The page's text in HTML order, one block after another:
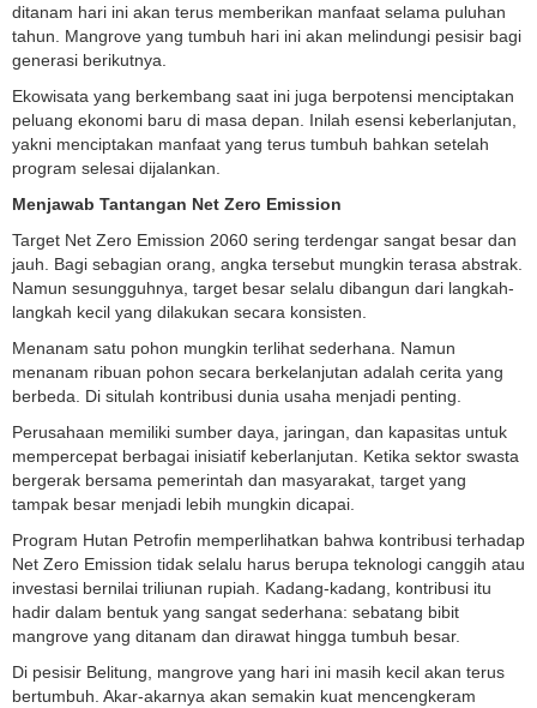
ditanam hari ini akan terus memberikan manfaat selama puluhan
tahun. Mangrove yang tumbuh hari ini akan melindungi pesisir bagi
generasi berikutnya.
Ekowisata yang berkembang saat ini juga berpotensi menciptakan
peluang ekonomi baru di masa depan. Inilah esensi keberlanjutan,
yakni menciptakan manfaat yang terus tumbuh bahkan setelah
program selesai dijalankan.
Menjawab Tantangan Net Zero Emission
Target Net Zero Emission 2060 sering terdengar sangat besar dan
jauh. Bagi sebagian orang, angka tersebut mungkin terasa abstrak.
Namun sesungguhnya, target besar selalu dibangun dari langkah-
langkah kecil yang dilakukan secara konsisten.
Menanam satu pohon mungkin terlihat sederhana. Namun
menanam ribuan pohon secara berkelanjutan adalah cerita yang
berbeda. Di situlah kontribusi dunia usaha menjadi penting.
Perusahaan memiliki sumber daya, jaringan, dan kapasitas untuk
mempercepat berbagai inisiatif keberlanjutan. Ketika sektor swasta
bergerak bersama pemerintah dan masyarakat, target yang
tampak besar menjadi lebih mungkin dicapai.
Program Hutan Petrofin memperlihatkan bahwa kontribusi terhadap
Net Zero Emission tidak selalu harus berupa teknologi canggih atau
investasi bernilai triliunan rupiah. Kadang-kadang, kontribusi itu
hadir dalam bentuk yang sangat sederhana: sebatang bibit
mangrove yang ditanam dan dirawat hingga tumbuh besar.
Di pesisir Belitung, mangrove yang hari ini masih kecil akan terus
bertumbuh. Akar-akarnya akan semakin kuat mencengkeram